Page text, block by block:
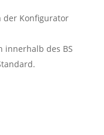
der Konfigurator
innerhalb des BS